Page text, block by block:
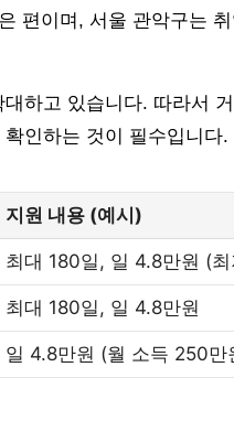
편이며, 서울 관악구는
하고 있습니다. 따라서
인하는 것이 필수입니다.
지원 내용 (예시)
최대 180일, 일 4.8만원 (
최대 180일, 일 4.8만원
일 4.8만원 (월 소득 250만